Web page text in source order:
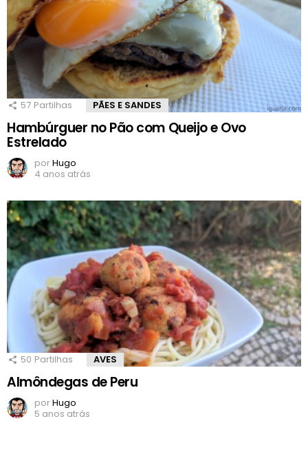
57 Partilhas PÃES E SANDES
Hambúrguer no Pão com Queijo e Ovo
Estrelado
porHugo
4 anos atrás
50 Partilhas AVES
Almôndegas de Peru
porHugo
5 anos atrás